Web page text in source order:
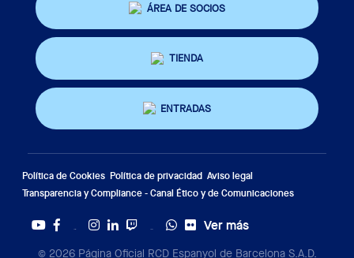
ÁREA DE SOCIOS
TIENDA
ENTRADAS
Política de Cookies Política de privacidad Aviso legal
Transparencia y Compliance - Canal Ético y de Comunicaciones
Ver más
© 2026 Página Oficial RCD Espanyol de Barcelona S.A.D.